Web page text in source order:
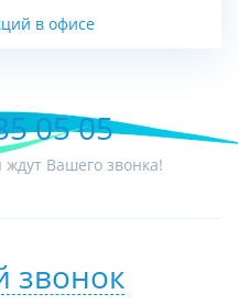
в офисе
05 05
Вашего звонка!
звонок